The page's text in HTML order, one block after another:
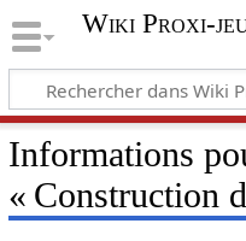
Wiki Proxi-
Informations
« Construction